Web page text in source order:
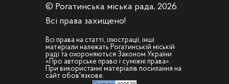
© Рогатинська міська рада, 2026.
Всі права захищено!
Всі права на статті, ілюстрації, інші
матеріали належать Рогатинській міській
раді та охороняються Законом України
«Про авторське право і суміжні права».
При використанні матеріалів посилання на
сайт обов'язкове.